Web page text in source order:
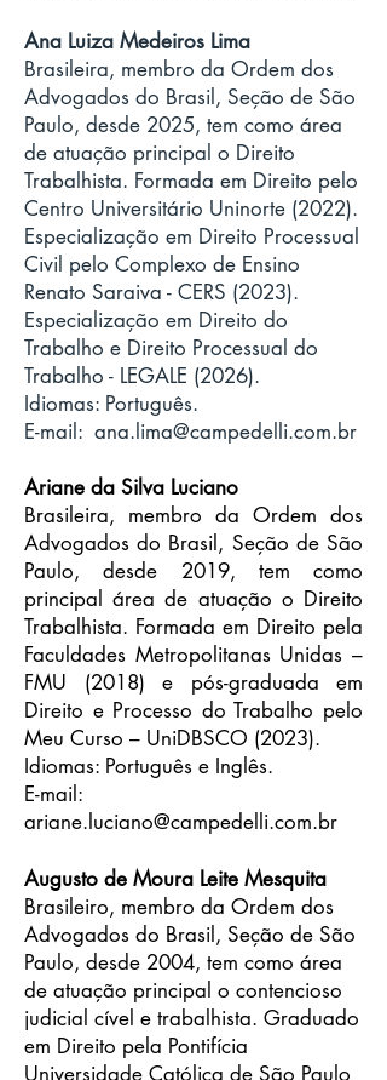
Ana Luiza Medeiros Lima
Brasileira, membro da Ordem dos
Advogados do Brasil, Seção de São
Paulo, desde 2025, tem como área
de atuação principal o Direito
Trabalhista. Formada em Direito pelo
Centro Universitário Uninorte (2022).
Especialização em Direito Processual
Civil pelo Complexo de Ensino
Renato Saraiva - CERS (2023).
Especialização em Direito do
Trabalho e Direito Processual do
Trabalho - LEGALE (2026).
Idiomas: Português.
E-mail: ana.lima@campedelli.com.br
Ariane da Silva Luciano
Brasileira, membro da Ordem dos
Advogados do Brasil, Seção de São
Paulo, desde 2019, tem como
principal área de atuação o Direito
Trabalhista. Formada em Direito pela
Faculdades Metropolitanas Unidas –
FMU (2018) e pós-graduada em
Direito e Processo do Trabalho pelo
Meu Curso – UniDBSCO (2023).
Idiomas: Português e Inglês.
E-mail:
ariane.luciano@campedelli.com.br
Augusto de Moura Leite Mesquita
Brasileiro, membro da Ordem dos
Advogados do Brasil, Seção de São
Paulo, desde 2004, tem como área
de atuação principal o contencioso
judicial cível e trabalhista. Graduado
em Direito pela Pontifícia
Universidade Católica de São Paulo